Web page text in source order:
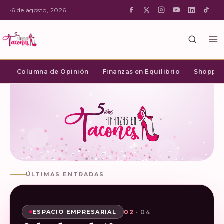
·6 de agosto, 2026
Columna de Opinión Finanzas en Equilibrio
ÚLTIMAS ENTRADAS
SHOPPING INTELIGENTE 01 · 04
ESPACIO EMPRESARIAL 02 · 04
ESPACIO EMPRESARIAL 03 · 04
ESPACIO EMPRESARIAL 04 · 04